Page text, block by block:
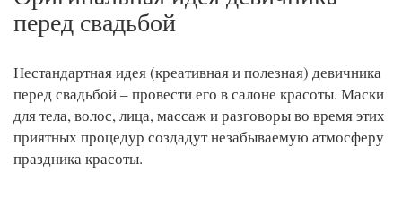
перед свадьбой
Нестандартная идея (креативная и полезная) девичника
перед свадьбой – провести его в салоне красоты. Маски
для тела, волос, лица, массаж и разговоры во время этих
приятных процедур создадут незабываемую атмосферу
праздника красоты.